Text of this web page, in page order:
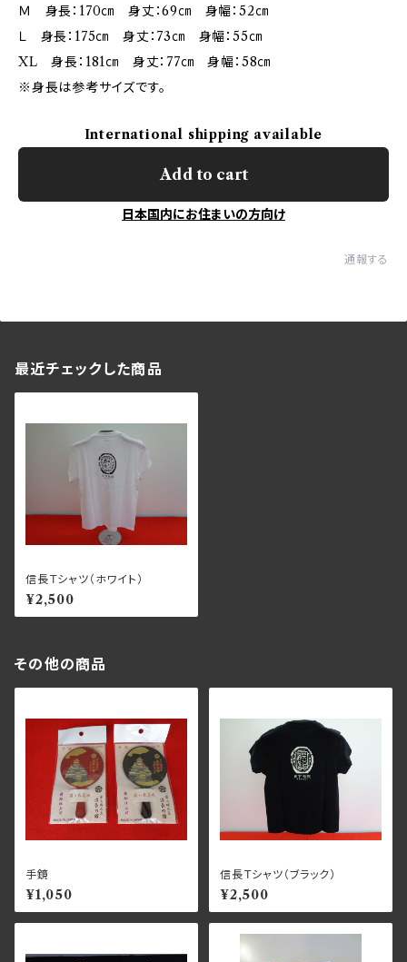
Ｍ 身長：170㎝ 身丈：69㎝ 身幅：52㎝
Ｌ 身長：175㎝ 身丈：73㎝ 身幅：55㎝
XL 身長：181㎝ 身丈：77㎝ 身幅：58㎝
※身長は参考サイズです。
International shipping available
Add to cart
日本国内にお住まいの方向け
通報する
最近チェックした商品
信長Ｔシャツ（ホワイト）
¥2,500
その他の商品
手鏡
¥1,050
信長Ｔシャツ（ブラック）
¥2,500